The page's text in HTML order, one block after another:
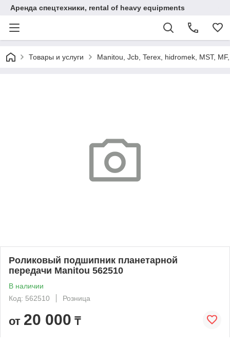
Аренда спецтехники, rental of heavy equipments
Товары и услуги Manitou, Jcb, Terex, hidromek, MST,
Роликовый подшипник планетарной
передачи Manitou 562510
В наличии
Код: 562510
Розница
от 20 000 ₸